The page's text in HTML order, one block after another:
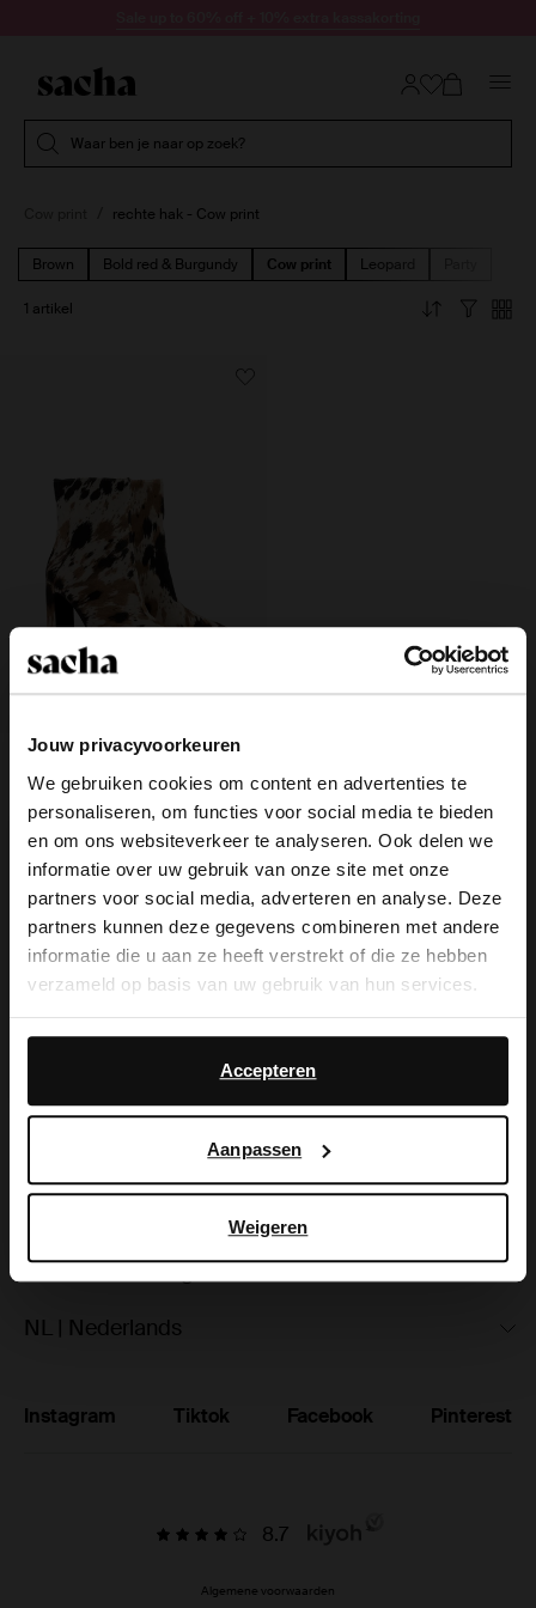
Jouw privacyvoorkeuren
We gebruiken cookies om content en advertenties te
personaliseren, om functies voor social media te bieden
en om ons websiteverkeer te analyseren. Ook delen we
informatie over uw gebruik van onze site met onze
partners voor social media, adverteren en analyse. Deze
partners kunnen deze gegevens combineren met andere
informatie die u aan ze heeft verstrekt of die ze hebben
verzameld op basis van uw gebruik van hun services.
Daarnaast werken wij samen met Google voor
advertentie- en meetdoeleinden. Meer informatie over
hoe Google uw persoonsgegevens gebruikt, vindt u op
Accepteren
Aanpassen
Weigeren
Waar ben je naar op zoek?
rechte hak - Cow print
Brown Bold red & Burgundy Cow print Leopard
1 artikel
149.99
Over Sacha
Klantenservice
Ruilen & retourneren
Studentenkorting
NL | Nederlands
Instagram Tiktok Facebook Pinterest
8.7
Algemene voorwaarden
×
View this website in English?
It looks like your language isn't Dutch. Would
you like to switch to English?
Yes, switch to
English
No, stay in Dutch